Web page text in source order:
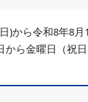
)から令和8年8
から金曜日（祝